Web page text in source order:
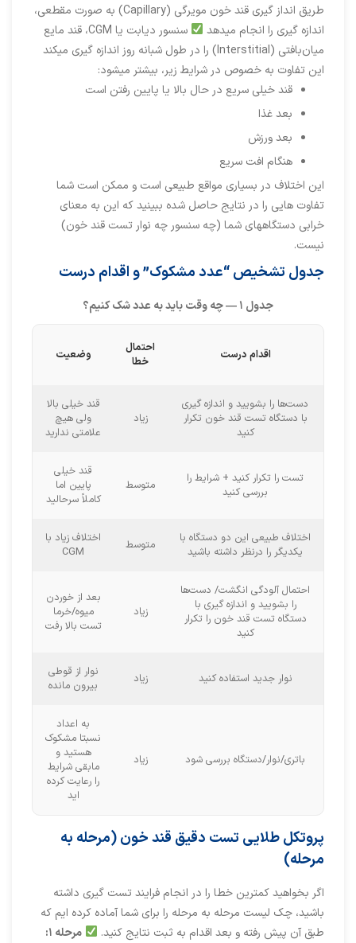
طریق انداز گیری قند خون مویرگی (Capillary) به صورت مقطعی،
اندازه گیری را انجام میدهد
سنسور دیابت یا CGM، قند مایع
میان‌بافتی (Interstitial) را در طول شبانه روز اندازه گیری میکند
این تفاوت به خصوص در شرایط زیر، بیشتر میشود:
قند خیلی سریع در حال بالا یا پایین رفتن است
بعد غذا
بعد ورزش
هنگام افت سریع
این اختلاف در بسیاری مواقع طبیعی است و ممکن است شما
تفاوت هایی را در نتایج حاصل شده ببینید که این به معنای
خرابی دستگاههای شما (چه سنسور چه نوار تست قند خون)
نیست.
جدول تشخیص “عدد مشکوک” و اقدام درست
جدول ۱ —چه وقت باید به عدد شک کنیم؟
اقدام درست
احتمال
خطا
وضعیت
دست‌ها را بشویید و اندازه گیری
با دستگاه تست قند خون تکرار
کنید
زیاد
قند خیلی بالا
ولی هیچ
علامتی ندارید
تست را تکرار کنید + شرایط را
بررسی کنید
متوسط
قند خیلی
پایین اما
کاملاً سرحالید
اختلاف طبیعی این دو دستگاه با
یکدیگر را درنظر داشته باشید
متوسط
اختلاف زیاد با
CGM
احتمال آلودگی انگشت/ دست‌ها
را بشویید و اندازه گیری با
دستگاه تست قند خون را تکرار
کنید
زیاد
بعد از خوردن
میوه/خرما
تست بالا رفت
نوار جدید استفاده کنید زیاد
نوار از قوطی
بیرون مانده
باتری/نوار/دستگاه بررسی شود زیاد
به اعداد
نسبتا مشکوک
هستید و
مابقی شرایط
را رعایت کرده
اید
پروتکل طلایی تست دقیق قند خون (مرحله به
مرحله)
اگر بخواهید کمترین خطا را در انجام فرایند تست گیری داشته
باشید، چک لیست مرحله به مرحله را برای شما آماده کرده ایم که
طبق آن پیش رفته و بعد اقدام به ثبت نتایج کنید.
مرحله ۱: